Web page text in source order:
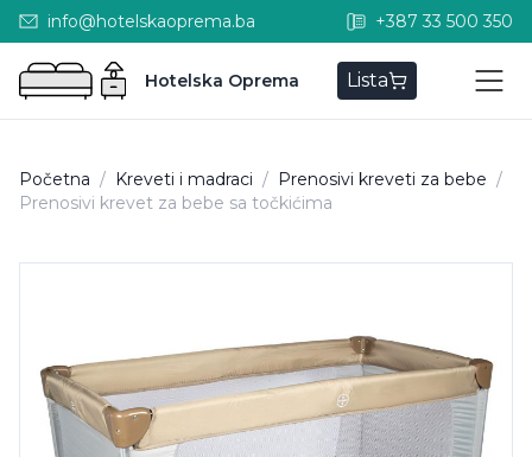
info@hotelskaoprema.ba +387 33 500 350
Hotelska Oprema Lista
Početna / Kreveti i madraci / Prenosivi kreveti za bebe /
Prenosivi krevet za bebe sa točkićima